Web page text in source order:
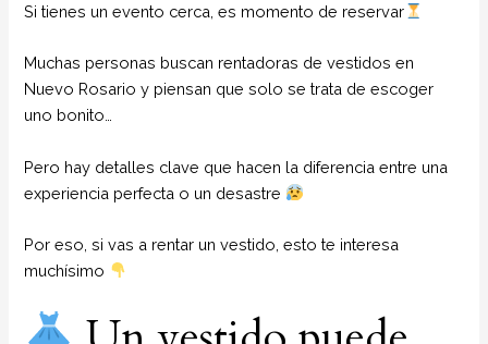
Si tienes un evento cerca, es momento de reservar
Muchas personas buscan rentadoras de vestidos en
Nuevo Rosario y piensan que solo se trata de escoger
uno bonito…
Pero hay detalles clave que hacen la diferencia entre una
experiencia perfecta o un desastre
Por eso, si vas a rentar un vestido, esto te interesa
muchísimo